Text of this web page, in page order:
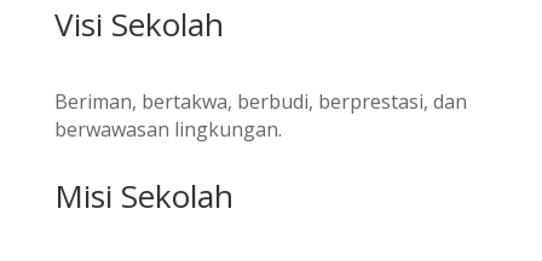
Visi Sekolah
Beriman, bertakwa, berbudi, berprestasi, dan
berwawasan lingkungan.
Misi Sekolah